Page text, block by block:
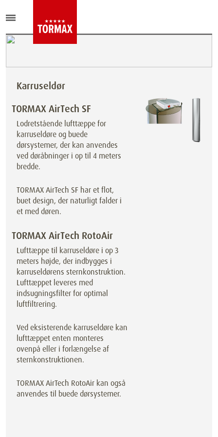
Karruseldør
TORMAX AirTech SF
Lodretstående lufttæppe for
karruseldøre og buede
dørsystemer, der kan anvendes
ved døråbninger i op til 4 meters
bredde.
TORMAX AirTech SF har et flot,
buet design, der naturligt falder i
et med døren.
TORMAX AirTech RotoAir
Lufttæppe til karruseldøre i op 3
meters højde, der indbygges i
karruseldørens sternkonstruktion.
Lufttæppet leveres med
indsugningsfilter for optimal
luftfiltrering.
Ved eksisterende karruseldøre kan
lufttæppet enten monteres
ovenpå eller i forlængelse af
sternkonstruktionen.
TORMAX AirTech RotoAir kan også
anvendes til buede dørsystemer.